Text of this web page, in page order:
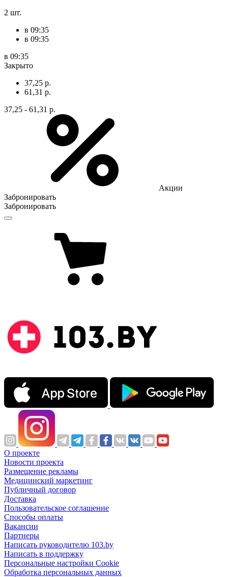
2 шт.
в 09:35
в 09:35
в 09:35
Закрыто
37,25 р.
61,31 р.
37,25 - 61,31 р.
Акции
Забронировать
Забронировать
О проекте
Новости проекта
Размещение рекламы
Медицинский маркетинг
Публичный договор
Доставка
Пользовательское соглашение
Способы оплаты
Вакансии
Партнеры
Написать руководителю 103.by
Написать в поддержку
Персональные настройки Cookie
Обработка персональных данных